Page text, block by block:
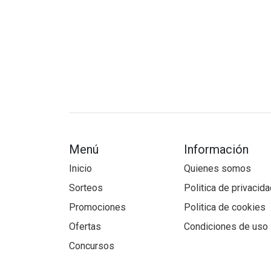
Menú
Inicio
Sorteos
Promociones
Ofertas
Concursos
Información
Quienes somos
Politica de
Politica de cookies
Condiciones de uso